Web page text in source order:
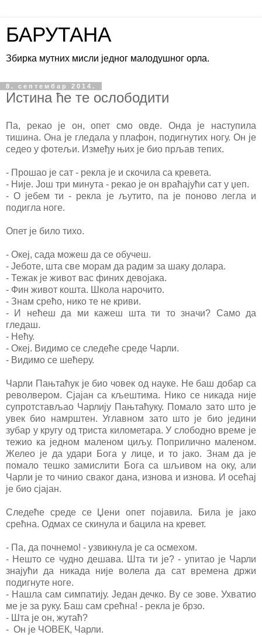
БАРУТАНА
Збирка мутних мисли једног малодушног орла.
8. септембар 2014.
Истина ће те ослободити
Па, рекао је он, опет смо овде. Онда је наступила
тишина. Она је гледала у плафон, подигнутих ногу. Он је
седео у фотељи. Између њих је био прљав тепих.
- Прошао је сат - рекла је и скочила са кревета.
- Није. Још три минута - рекао је он враћајући сат у џеп.
- О јебем ти - рекла је љутито, па је поново легла и
подигла ноге.
Опет је било тихо.
- Океј, сада можеш да се обучеш.
- Јеботе, шта све морам да радим за шаку долара.
- Тежак је живот вас финих девојака.
- Фин живот кошта. Школа нарочито.
- Знам срећо, нико те не криви.
- И нећеш да ми кажеш шта ти то значи? Само да
гледаш.
- Нећу.
- Океј. Видимо се следеће среде Чарли.
- Видимо се шећеру.
Чарли Пањтаћук је био човек од науке. Не баш добар са
револвером. Сјајан са кљештима. Нико се никада није
супротстављао Чарлију Пањтаћуку. Помало зато што је
увек био намрштен. Углавном зато што је био једини
зубар у кругу од триста километара. У слободно време је
тежио ка једном маленом циљу. Поприлично маленом.
Желео је да удари Бога у лице, и то јако. Знам да је
помало тешко замислити Бога са шљивом на оку, али
Чарли је то чинио сваког дана, изнова и изнова. И осећај
је био сјајан.
Следеће среде се Џени опет појавила. Била је јако
срећна. Одмах се скинула и бацила на кревет.
- Па, да почнемо! - узвикнула је са осмехом.
- Нешто се чудно дешава. Шта ти је? - упитао је Чарли
знајући да никада није волела да сат времена држи
подигнуте ноге.
- Нашла сам симпатију. Један дечко. Ву се зове. Ухватио
ме је за руку. Баш сам срећна! - рекла је брзо.
- Шта је он, жутаћ?
- Он је ЧОВЕК, Чарли.